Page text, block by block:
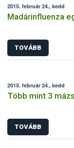
2015. február 24., kedd
Madárinfluenza
TOVÁBB
2015. február 24., kedd
Több mint 3
TOVÁBB